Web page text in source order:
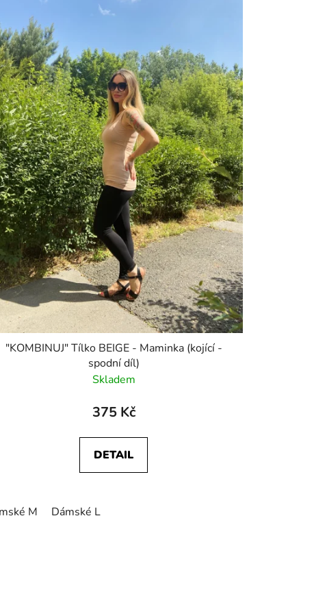
"KOMBINUJ" Tílko BEIGE - Maminka (kojící -
spodní díl)
Skladem
375 Kč
DETAIL
M Dámské L